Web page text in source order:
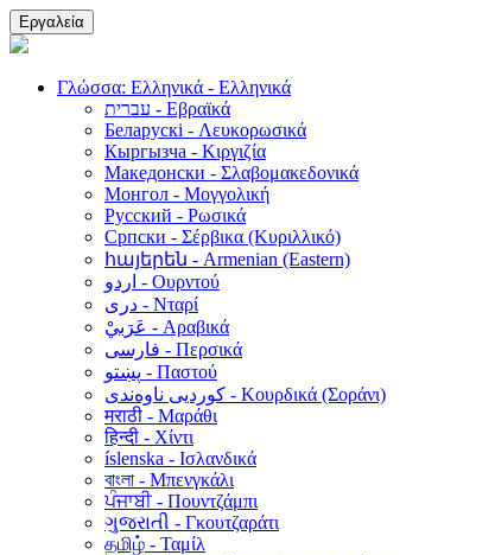
Εργαλεία
Γλώσσα: Ελληνικά - Ελληνικά
עברית - Εβραϊκά
Беларускі - Λευκορωσικά
Кыргызча - Κιργιζία
Македонски - Σλαβομακεδονικά
Монгол - Μογγολική
Русский - Ρωσικά
Српски - Σέρβικα (Κυριλλικό)
հայերեն - Armenian (Eastern)
اردو - Ουρντού
دری - Νταρί
عَرَبيْ - Αραβικά
فارسی - Περσικά
پښتو - Παστού
کوردیی ناوەندی - Κουρδικά (Σοράνι)
मराठी - Μαράθι
हिन्दी - Χίντι
íslenska - Ισλανδικά
বাংলা - Μπενγκάλι
ਪੰਜਾਬੀ - Πουντζάμπι
ગુજરાતી - Γκουτζαράτι
தமிழ் - Ταμίλ